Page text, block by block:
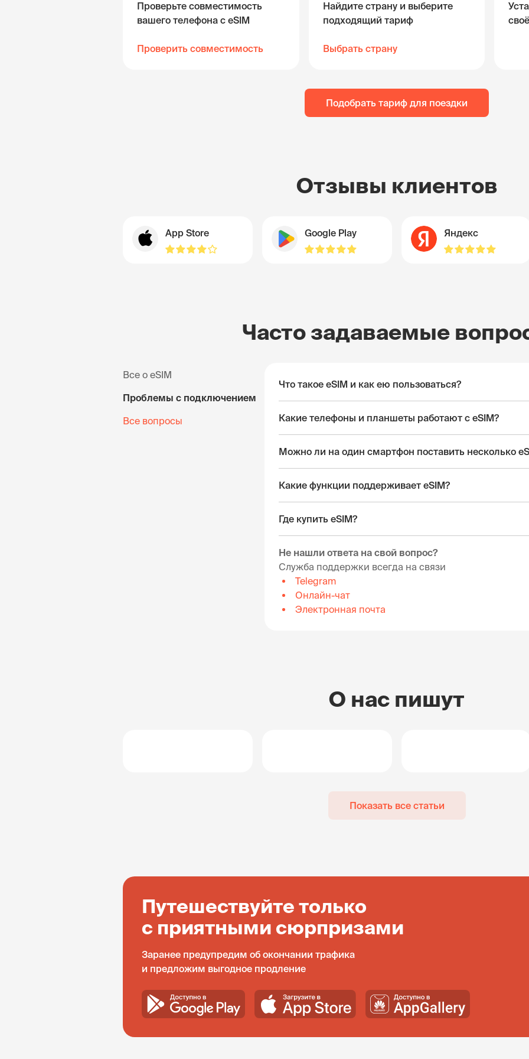
Проверьте совместимость
вашего телефона с eSIM
Проверить совместимость
Найдите страну и выберите
подходящий тариф
Выбрать страну
Подобрать тариф для поездки
Отзывы клиентов
App Store Google Play Яндекс
Часто задаваемые
Все о eSIM
Проблемы с подключением
Все вопросы
Что такое eSIM и как ею пользоваться?
Какие телефоны и планшеты работают с eSIM?
Можно ли на один смартфон поставить несколько
Какие функции поддерживает eSIM?
Где купить eSIM?
Не нашли ответа на свой вопрос?
Служба поддержки всегда на связи
Telegram
Онлайн-чат
Электронная почта
О нас пишут
Показать все статьи
Путешествуйте только
с приятными сюрпризами
Заранее предупредим об окончании трафика
и предложим выгодное продление